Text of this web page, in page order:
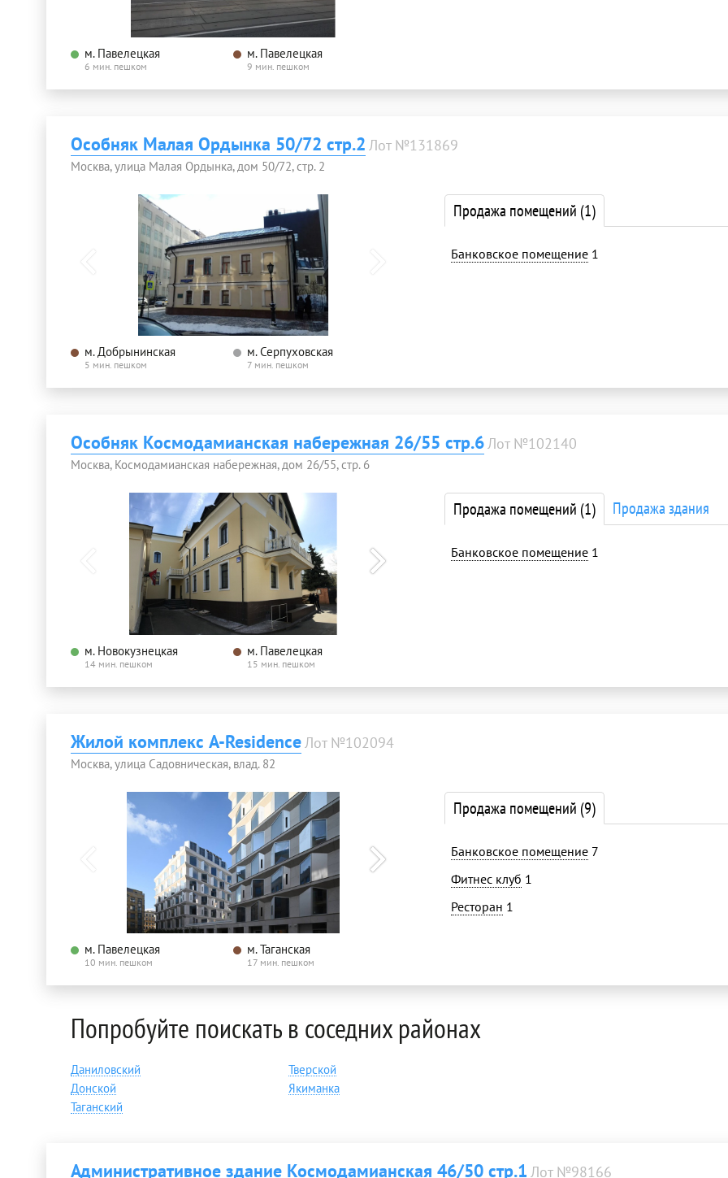
м. Павелецкая
6 мин. пешком
м. Павелецкая
9 мин. пешком
Особняк Малая Ордынка 50/72 стр.2 Лот №131869
Москва, улица Малая Ордынка, дом 50/72, стр. 2
м. Добрынинская
5 мин. пешком
м. Серпуховская
7 мин. пешком
Продажа помещений (1)
Банковское помещение 1
Особняк Космодамианская набережная 26/55 стр.6Лот №102140
Москва, Космодамианская набережная, дом 26/55, стр. 6
м. Новокузнецкая
14 мин. пешком
м. Павелецкая
15 мин. пешком
Продажа помещений (1) Продажа здания
Банковское помещение 1
Жилой комплекс A-ResidenceЛот №102094
Москва, улица Садовническая, влад. 82
м. Павелецкая
10 мин. пешком
м. Таганская
17 мин. пешком
Продажа помещений (9)
Банковское помещение 7
Фитнес клуб 1
Ресторан 1
Попробуйте поискать в соседних районах
Даниловский
Донской
Таганский
Тверской
Якиманка
Административное здание Космодамианская 46/50 стр.1 Лот №98166